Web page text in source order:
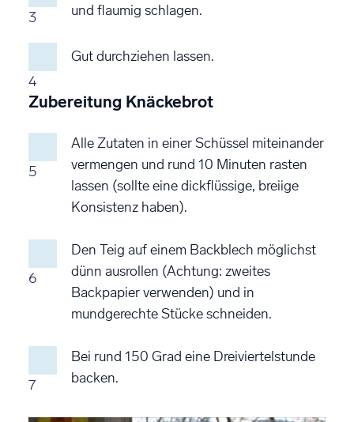
3
und flaumig schlagen.
4
Gut durchziehen lassen.
Zubereitung Knäckebrot
5
Alle Zutaten in einer Schüssel miteinander
vermengen und rund 10 Minuten rasten
lassen (sollte eine dickflüssige, breiige
Konsistenz haben).
6
Den Teig auf einem Backblech möglichst
dünn ausrollen (Achtung: zweites
Backpapier verwenden) und in
mundgerechte Stücke schneiden.
7
Bei rund 150 Grad eine Dreiviertelstunde
backen.